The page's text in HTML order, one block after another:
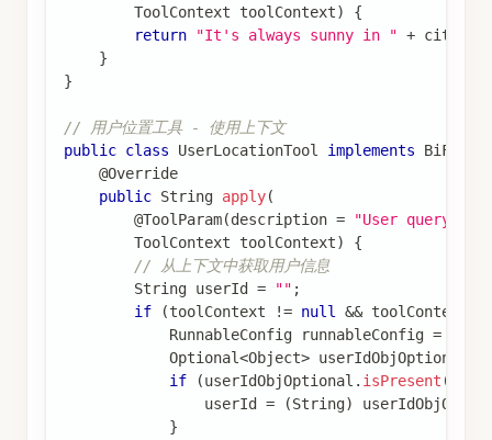
ToolContext toolContext)
{
return
"It's always sunny in " + city
}
}
// 用户位置工具 - 使用上下文
public class UserLocationTool implements
@Override
public String apply(
@ToolParam(description = "User query"
ToolContext toolContext)
{
// 从上下文中获取用户信息
String userId = "" ;
if
(toolContext != null && toolContext
RunnableConfig runnableConfig =
Optional<Object> userIdObjOptional
if
(userIdObjOptional . isPresent (
                userId
= (String)
}